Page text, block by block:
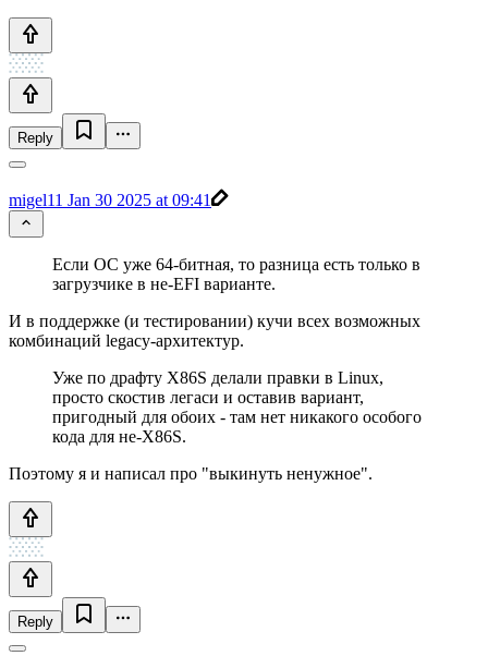
Reply
migel11 Jan 30 2025 at 09:41
Если ОС уже 64-битная, то разница есть только в
загрузчике в не-EFI варианте.
И в поддержке (и тестировании) кучи всех возможных
комбинаций legacy-архитектур.
Уже по драфту X86S делали правки в Linux,
просто скостив легаси и оставив вариант,
пригодный для обоих - там нет никакого особого
кода для не-X86S.
Поэтому я и написал про "выкинуть ненужное".
Reply